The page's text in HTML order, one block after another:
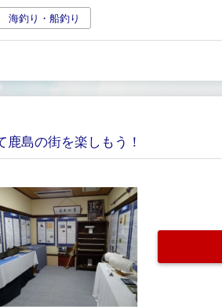
海釣り・船釣り
鹿島の街を楽しもう！